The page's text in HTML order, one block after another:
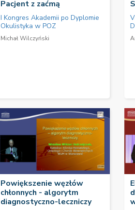
Pacjent z zaćmą
I Kongres Akademii po Dyplomie
Okulistyka w POZ
Michał Wilczyński
Powiększenie węzłów
chłonnych - algorytm
diagnostyczno-leczniczy